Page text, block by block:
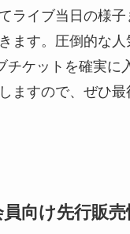
ライブ当日の様子
ます。圧倒的な人
チケットを確実に
ますので、ぜひ最
向け先行販売